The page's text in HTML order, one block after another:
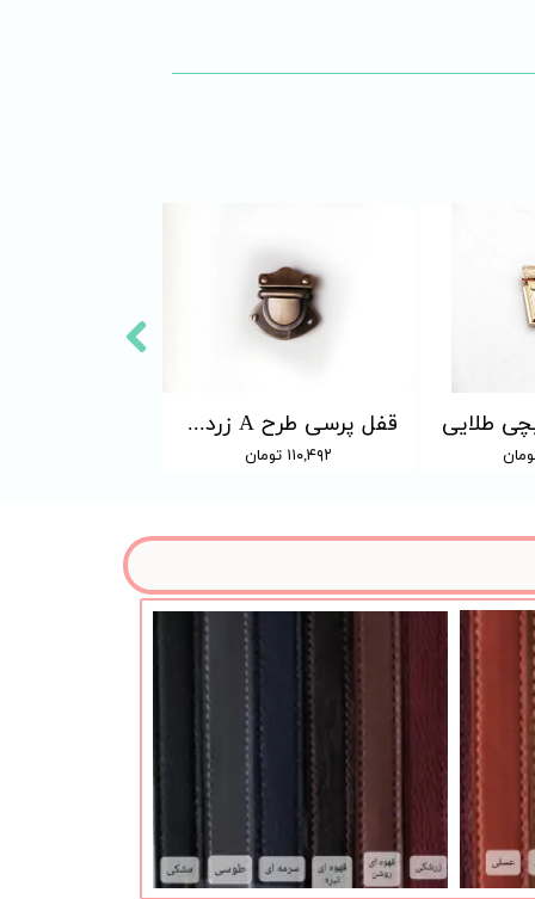
قفل پرسی طرح A زردقلم
۱۱۰,۴۹۲ تومان
طلایی